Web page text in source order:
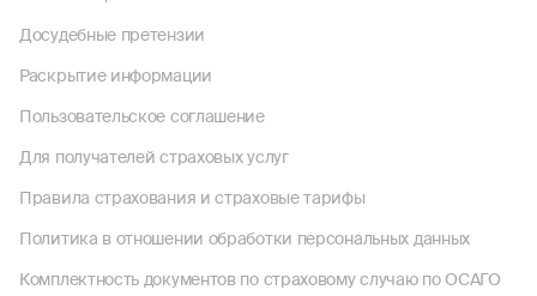
Досудебные претензии
Раскрытие информации
Пользовательское соглашение
Для получателей страховых услуг
Правила страхования и страховые тарифы
Политика в отношении обработки персональных данных
Комплектность документов по страховому случаю по ОСАГО